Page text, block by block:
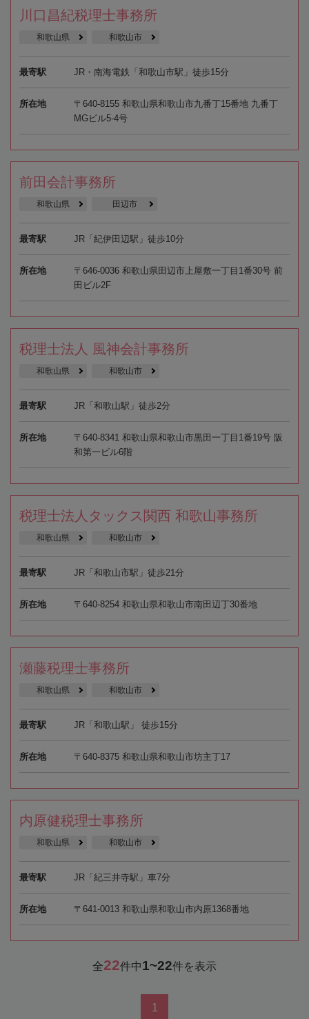
川口昌紀税理士事務所
和歌山県 和歌山市
最寄駅 JR・南海電鉄「和歌山市駅」徒歩15分
所在地
〒640-8155 和歌山県和歌山市九番丁15番地 九番丁
MGビル5-4号
前田会計事務所
和歌山県 田辺市
最寄駅 JR「紀伊田辺駅」徒歩10分
所在地
〒646-0036 和歌山県田辺市上屋敷一丁目1番30号 前
田ビル2F
税理士法人 風神会計事務所
和歌山県 和歌山市
最寄駅 JR「和歌山駅」徒歩2分
所在地
〒640-8341 和歌山県和歌山市黒田一丁目1番19号 阪
和第一ビル6階
税理士法人タックス関西 和歌山事務所
和歌山県 和歌山市
最寄駅 JR「和歌山市駅」徒歩21分
所在地 〒640-8254 和歌山県和歌山市南田辺丁30番地
瀬藤税理士事務所
和歌山県 和歌山市
最寄駅 JR「和歌山駅」 徒歩15分
所在地 〒640-8375 和歌山県和歌山市坊主丁17
内原健税理士事務所
和歌山県 和歌山市
最寄駅 JR「紀三井寺駅」車7分
所在地 〒641-0013 和歌山県和歌山市内原1368番地
全22件中1~22件を表示
1